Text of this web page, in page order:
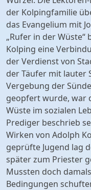
der Kolpingfamilie
das Evangelium mit
„Rufer in der
Kolping eine
der Verdienst von
der Täufer mit lauter
Vergebung der
geopfert wurde, war
Wüste im sozialen
Prediger beschrieb
Wirken von Adolph
geprüfte Jugend lag
später zum Priester
Mussten doch
Bedingungen